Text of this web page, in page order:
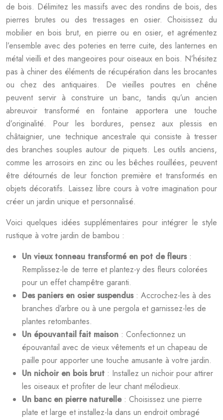
de bois. Délimitez les massifs avec des rondins de bois, des
pierres brutes ou des tressages en osier. Choisissez du
mobilier en bois brut, en pierre ou en osier, et agrémentez
l’ensemble avec des poteries en terre cuite, des lanternes en
métal vieilli et des mangeoires pour oiseaux en bois. N’hésitez
pas à chiner des éléments de récupération dans les brocantes
ou chez des antiquaires. De vieilles poutres en chêne
peuvent servir à construire un banc, tandis qu’un ancien
abreuvoir transformé en fontaine apportera une touche
d’originalité. Pour les bordures, pensez aux plessis en
châtaignier, une technique ancestrale qui consiste à tresser
des branches souples autour de piquets. Les outils anciens,
comme les arrosoirs en zinc ou les bêches rouillées, peuvent
être détournés de leur fonction première et transformés en
objets décoratifs. Laissez libre cours à votre imagination pour
créer un jardin unique et personnalisé.
Voici quelques idées supplémentaires pour intégrer le style
rustique à votre jardin de bambou :
Un vieux tonneau transformé en pot de fleurs :
Remplissez-le de terre et plantez-y des fleurs colorées
pour un effet champêtre garanti.
Des paniers en osier suspendus : Accrochez-les à des
branches d’arbre ou à une pergola et garnissez-les de
plantes retombantes.
Un épouvantail fait maison : Confectionnez un
épouvantail avec de vieux vêtements et un chapeau de
paille pour apporter une touche amusante à votre jardin.
Un nichoir en bois brut : Installez un nichoir pour attirer
les oiseaux et profiter de leur chant mélodieux.
Un banc en pierre naturelle : Choisissez une pierre
plate et large et installez-la dans un endroit ombragé